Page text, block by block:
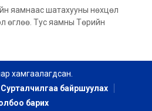
яамнаас шатахууны нөхцөл
өглөө. Тус яамны Төрийн
хамгаалагдсан.
Сурталчилгаа байршуулах
барих